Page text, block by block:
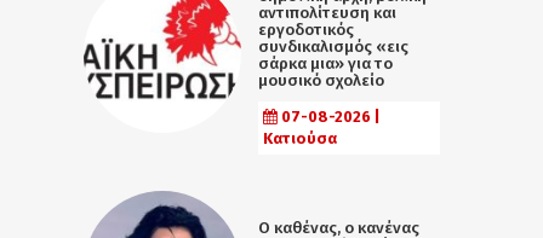
αντιπολίτευση και
εργοδοτικός
συνδικαλισμός «εις
σάρκα μια» για το
μουσικό σχολείο
07-08-2026 |
Κατιούσα
Ο καθένας, ο κανένας